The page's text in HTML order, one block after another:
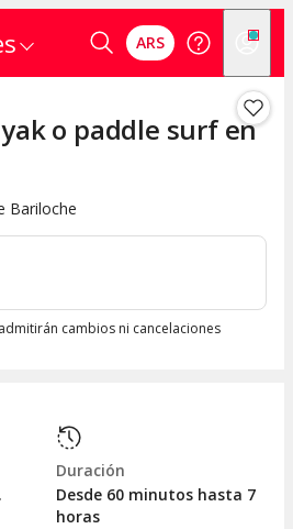
ARS
o paddle surf en
Bariloche
cambios ni cancelaciones
Duración
Desde 60 minutos hasta 7
horas